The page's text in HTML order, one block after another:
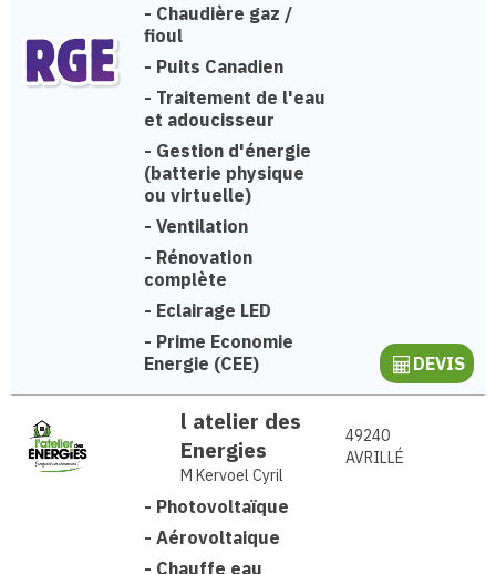
- Chaudière gaz /
fioul
- Puits Canadien
- Traitement de l'eau
et adoucisseur
- Gestion d'énergie
(batterie physique
ou virtuelle)
- Ventilation
- Rénovation
complète
- Eclairage LED
- Prime Economie
Energie (CEE)
DEVIS
l atelier des
Energies
M Kervoel Cyril
49240
AVRILLÉ
- Photovoltaïque
- Aérovoltaique
- Chauffe eau